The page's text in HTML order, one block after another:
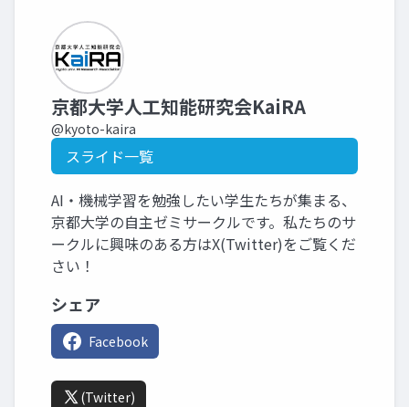
京都大学人工知能研究会KaiRA
@kyoto-kaira
スライド一覧
AI・機械学習を勉強したい学生たちが集まる、
京都大学の自主ゼミサークルです。私たちのサ
ークルに興味のある方はX(Twitter)をご覧くだ
さい！
シェア
Facebook
(Twitter)